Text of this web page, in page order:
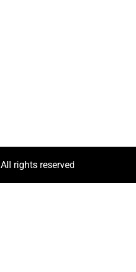
rights reserved